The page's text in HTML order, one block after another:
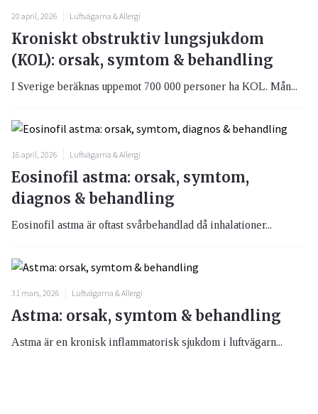
20 april, 2026 Luftvägarna & Allergi
Kroniskt obstruktiv lungsjukdom
(KOL): orsak, symtom & behandling
I Sverige beräknas uppemot 700 000 personer ha KOL. Mån...
16 april, 2026 Luftvägarna & Allergi
Eosinofil astma: orsak, symtom,
diagnos & behandling
Eosinofil astma är oftast svårbehandlad då inhalationer...
31 mars, 2026 Luftvägarna & Allergi
Astma: orsak, symtom & behandling
Astma är en kronisk inflammatorisk sjukdom i luftvägarn...